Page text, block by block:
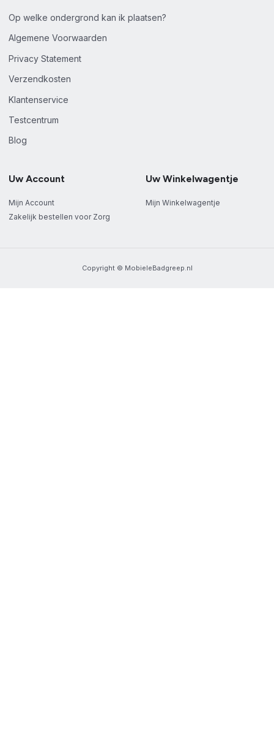
Op welke ondergrond kan ik plaatsen?
Algemene Voorwaarden
Privacy Statement
Verzendkosten
Klantenservice
Testcentrum
Blog
Uw Account
Mijn Account
Zakelijk bestellen voor Zorg
Uw Winkelwagentje
Mijn Winkelwagentje
Copyright © MobieleBadgreep.nl